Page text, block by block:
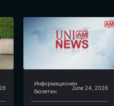
Информационен
бюлетин
June 24, 2026